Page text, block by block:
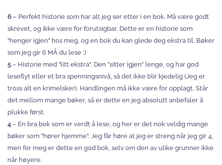
6– Perfekt historie som har alt jeg ser etter i en bok. Må være godt
skrevet, og ikke være for forutsigbar. Dette er en historie som
"henger igjen" hos meg, og en bok du kan glede deg ekstra til. Bøker
som jeg gir 6 MÅ du lese ;)
5– Historie med "litt ekstra". Den "sitter igjen" lenge, og har god
leseflyt eller et bra spenningsnivå, så det ikke blir kjedelig (Jeg er
tross alt en krimelsker). Handlingen må ikke være for opplagt. Står
det mellom mange bøker, så er dette en jeg absolutt anbefaler å
plukke først.
4– En bra bok som er verdt å lese, og her er det nok veldig mange
bøker som "hører hjemme". Jeg får høre at jeg er streng når jeg gir 4,
men for meg er dette en god bok, selv om den av ulike grunner ikke
når høyere.